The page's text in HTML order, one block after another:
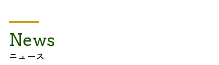
News
ニュース